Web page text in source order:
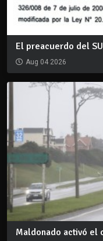
El preacuerdo del
Aug 04 2026
Maldonado activó el